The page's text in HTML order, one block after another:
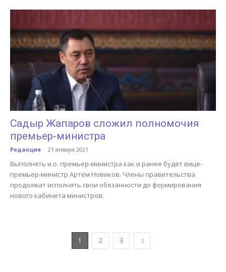
Садыр Жапаров сложил полномочия
премьер-министра
Редакция - 21 января 2021
Выполнять и.о. премьер-министра как и ранее будет вице-
премьер-министр Артем Новиков. Члены правительства
продолжат исполнять свои обязанности до формирования
нового кабинета министров.
1 2 3